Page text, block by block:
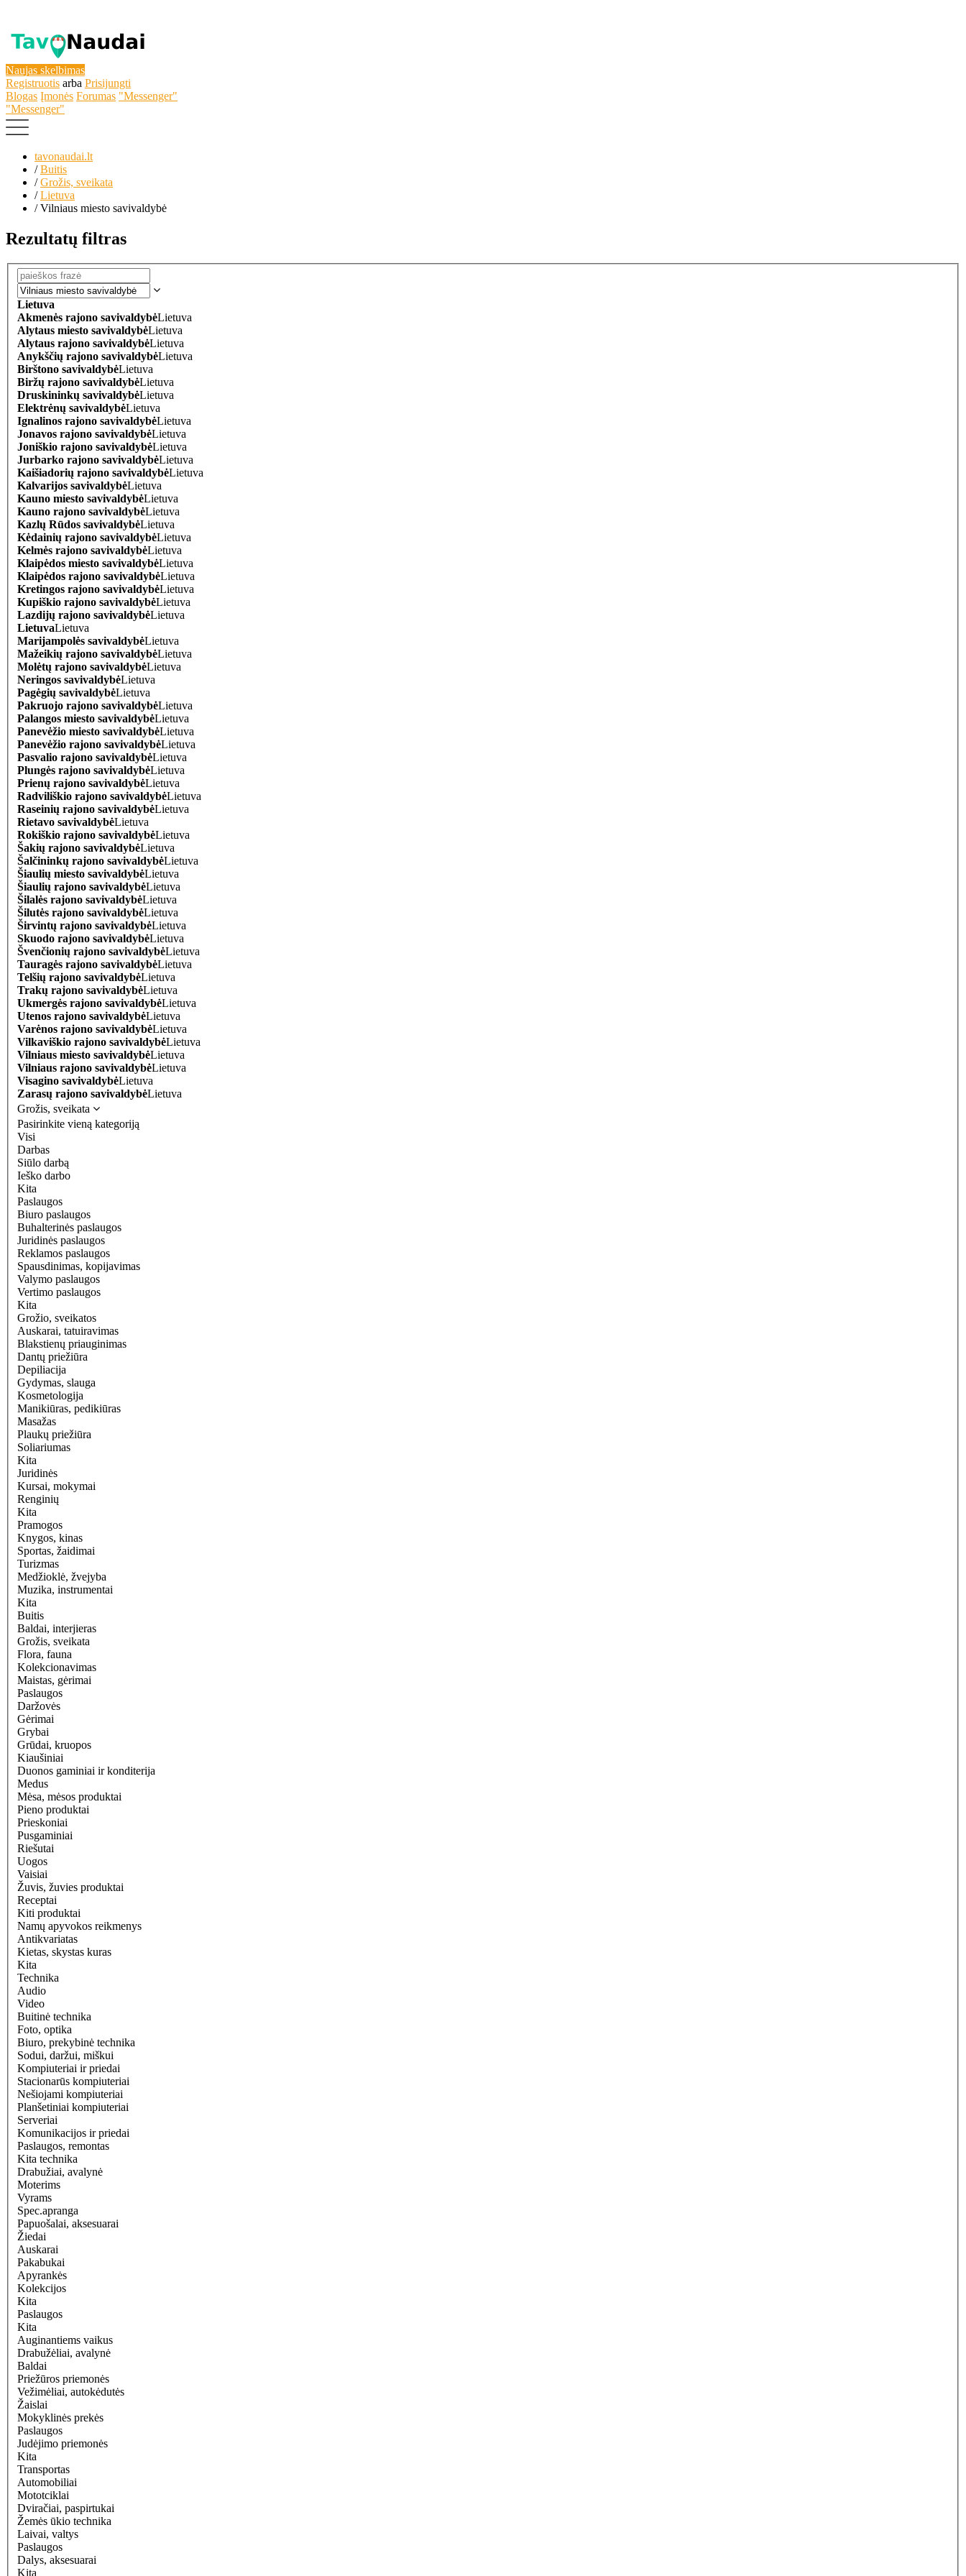
Naujas skelbimas
Registruotis arba Prisijungti
Blogas Įmonės Forumas "Messenger"
"Messenger"
tavonaudai.lt
/Buitis
/Grožis, sveikata
/Lietuva
/Vilniaus miesto savivaldybė
Rezultatų filtras
Lietuva
Akmenės rajono savivaldybėLietuva
Alytaus miesto savivaldybėLietuva
Alytaus rajono savivaldybėLietuva
Anykščių rajono savivaldybėLietuva
Birštono savivaldybėLietuva
Biržų rajono savivaldybėLietuva
Druskininkų savivaldybėLietuva
Elektrėnų savivaldybėLietuva
Ignalinos rajono savivaldybėLietuva
Jonavos rajono savivaldybėLietuva
Joniškio rajono savivaldybėLietuva
Jurbarko rajono savivaldybėLietuva
Kaišiadorių rajono savivaldybėLietuva
Kalvarijos savivaldybėLietuva
Kauno miesto savivaldybėLietuva
Kauno rajono savivaldybėLietuva
Kazlų Rūdos savivaldybėLietuva
Kėdainių rajono savivaldybėLietuva
Kelmės rajono savivaldybėLietuva
Klaipėdos miesto savivaldybėLietuva
Klaipėdos rajono savivaldybėLietuva
Kretingos rajono savivaldybėLietuva
Kupiškio rajono savivaldybėLietuva
Lazdijų rajono savivaldybėLietuva
LietuvaLietuva
Marijampolės savivaldybėLietuva
Mažeikių rajono savivaldybėLietuva
Molėtų rajono savivaldybėLietuva
Neringos savivaldybėLietuva
Pagėgių savivaldybėLietuva
Pakruojo rajono savivaldybėLietuva
Palangos miesto savivaldybėLietuva
Panevėžio miesto savivaldybėLietuva
Panevėžio rajono savivaldybėLietuva
Pasvalio rajono savivaldybėLietuva
Plungės rajono savivaldybėLietuva
Prienų rajono savivaldybėLietuva
Radviliškio rajono savivaldybėLietuva
Raseinių rajono savivaldybėLietuva
Rietavo savivaldybėLietuva
Rokiškio rajono savivaldybėLietuva
Šakių rajono savivaldybėLietuva
Šalčininkų rajono savivaldybėLietuva
Šiaulių miesto savivaldybėLietuva
Šiaulių rajono savivaldybėLietuva
Šilalės rajono savivaldybėLietuva
Šilutės rajono savivaldybėLietuva
Širvintų rajono savivaldybėLietuva
Skuodo rajono savivaldybėLietuva
Švenčionių rajono savivaldybėLietuva
Tauragės rajono savivaldybėLietuva
Telšių rajono savivaldybėLietuva
Trakų rajono savivaldybėLietuva
Ukmergės rajono savivaldybėLietuva
Utenos rajono savivaldybėLietuva
Varėnos rajono savivaldybėLietuva
Vilkaviškio rajono savivaldybėLietuva
Vilniaus miesto savivaldybėLietuva
Vilniaus rajono savivaldybėLietuva
Visagino savivaldybėLietuva
Zarasų rajono savivaldybėLietuva
Grožis, sveikata
Pasirinkite vieną kategoriją
Visi
Darbas
Siūlo darbą
Ieško darbo
Kita
Paslaugos
Biuro paslaugos
Buhalterinės paslaugos
Juridinės paslaugos
Reklamos paslaugos
Spausdinimas, kopijavimas
Valymo paslaugos
Vertimo paslaugos
Kita
Grožio, sveikatos
Auskarai, tatuiravimas
Blakstienų priauginimas
Dantų priežiūra
Depiliacija
Gydymas, slauga
Kosmetologija
Manikiūras, pedikiūras
Masažas
Plaukų priežiūra
Soliariumas
Kita
Juridinės
Kursai, mokymai
Renginių
Kita
Pramogos
Knygos, kinas
Sportas, žaidimai
Turizmas
Medžioklė, žvejyba
Muzika, instrumentai
Kita
Buitis
Baldai, interjieras
Grožis, sveikata
Flora, fauna
Kolekcionavimas
Maistas, gėrimai
Paslaugos
Daržovės
Gėrimai
Grybai
Grūdai, kruopos
Kiaušiniai
Duonos gaminiai ir konditerija
Medus
Mėsa, mėsos produktai
Pieno produktai
Prieskoniai
Pusgaminiai
Riešutai
Uogos
Vaisiai
Žuvis, žuvies produktai
Receptai
Kiti produktai
Namų apyvokos reikmenys
Antikvariatas
Kietas, skystas kuras
Kita
Technika
Audio
Video
Buitinė technika
Foto, optika
Biuro, prekybinė technika
Sodui, daržui, miškui
Kompiuteriai ir priedai
Stacionarūs kompiuteriai
Nešiojami kompiuteriai
Planšetiniai kompiuteriai
Serveriai
Komunikacijos ir priedai
Paslaugos, remontas
Kita technika
Drabužiai, avalynė
Moterims
Vyrams
Spec.apranga
Papuošalai, aksesuarai
Žiedai
Auskarai
Pakabukai
Apyrankės
Kolekcijos
Kita
Paslaugos
Kita
Auginantiems vaikus
Drabužėliai, avalynė
Baldai
Priežūros priemonės
Vežimėliai, autokėdutės
Žaislai
Mokyklinės prekės
Paslaugos
Judėjimo priemonės
Kita
Transportas
Automobiliai
Mototciklai
Dviračiai, paspirtukai
Žemės ūkio technika
Laivai, valtys
Paslaugos
Dalys, aksesuarai
Kita